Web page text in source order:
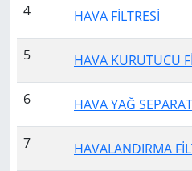
4 HAVA FİLTRESİ
5 HAVA KURUTUCU
6 HAVA YAĞ
7 HAVALANDIRMA